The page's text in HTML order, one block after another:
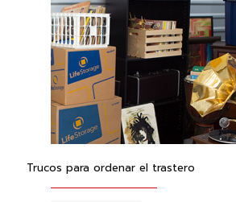
Trucos para ordenar el trastero